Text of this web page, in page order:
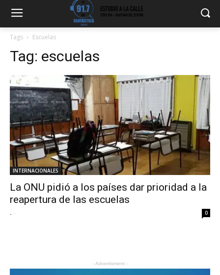
Tags Escuelas
Tag: escuelas
INTERNACIONALES
La ONU pidió a los países dar prioridad a la
reapertura de las escuelas
. - 0
- Advertisment -